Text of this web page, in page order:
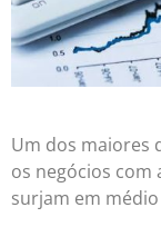
Um dos maiores
os negócios com
surjam em